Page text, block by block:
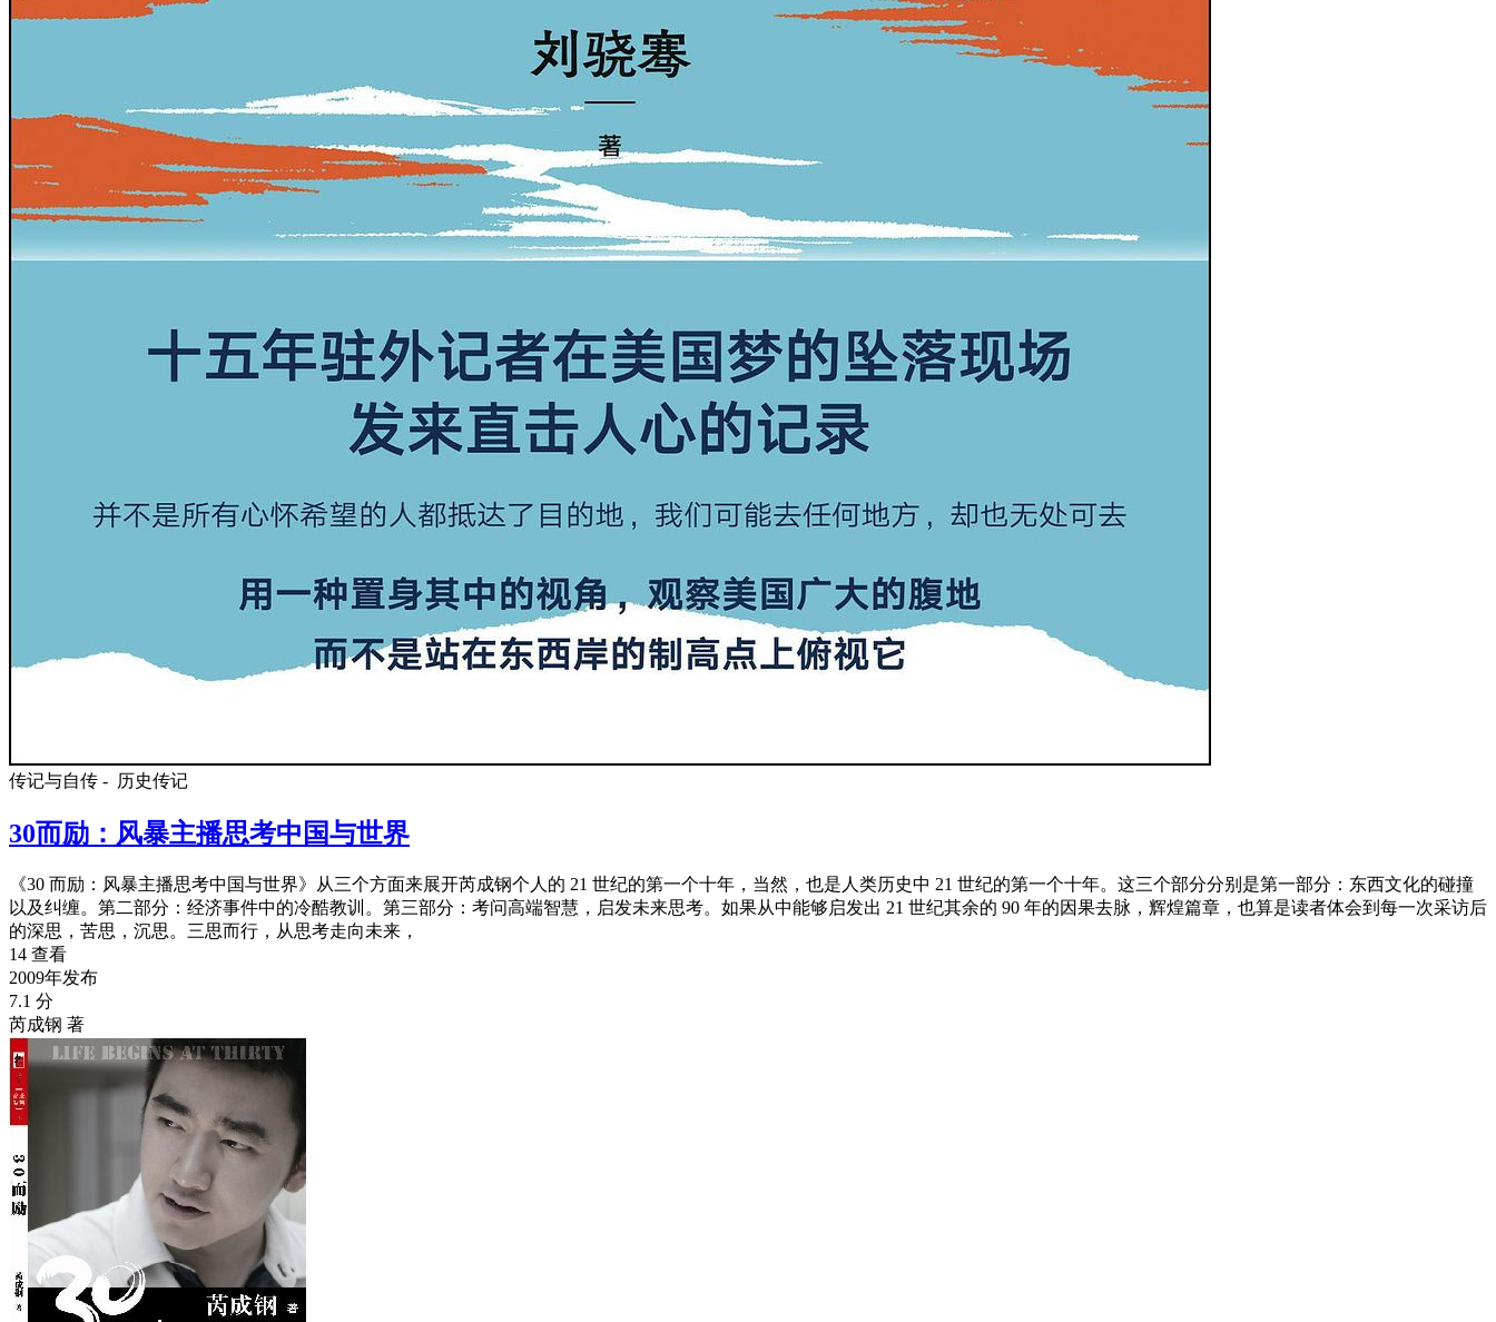
传记与自传 - 历史传记
30而励：风暴主播思考中国与世界
《30 而励：风暴主播思考中国与世界》从三个方面来展开芮成钢个人的 21 世纪的第一个十年，当然，也是人类历史中 21 世纪的第一个十年。这三个部分分别是第一部分：东西文化的碰撞
以及纠缠。第二部分：经济事件中的冷酷教训。第三部分：考问高端智慧，启发未来思考。如果从中能够启发出 21 世纪其余的 90 年的因果去脉，辉煌篇章，也算是读者体会到每一次采访后
的深思，苦思，沉思。三思而行，从思考走向未来，
14 查看
2009年发布
7.1 分
芮成钢 著